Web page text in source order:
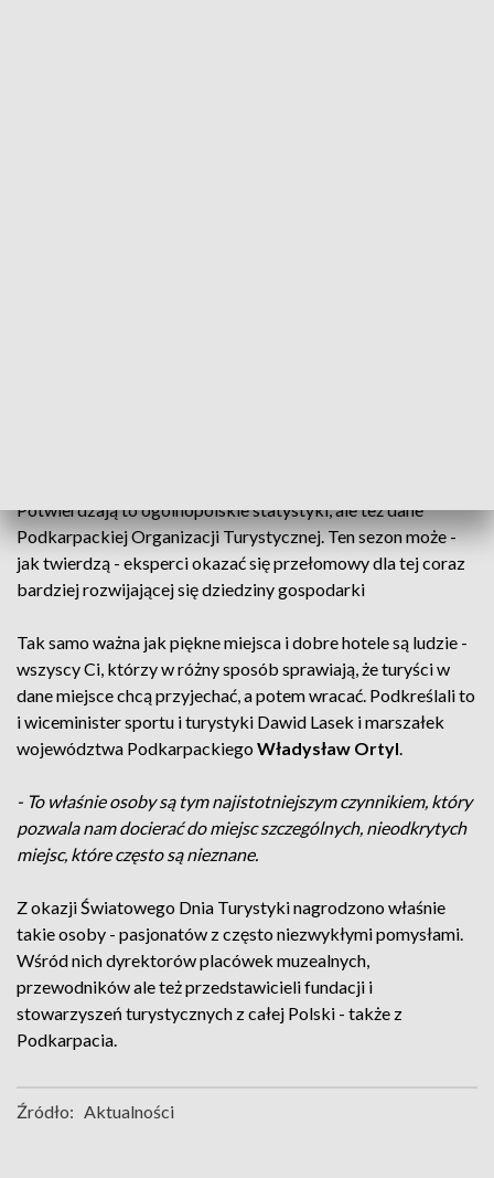
Potwierdzają to ogólnopolskie statystyki, ale też dane
Podkarpackiej Organizacji Turystycznej. Ten sezon może -
jak twierdzą - eksperci okazać się przełomowy dla tej coraz
bardziej rozwijającej się dziedziny gospodarki
Tak samo ważna jak piękne miejsca i dobre hotele są ludzie -
wszyscy Ci, którzy w różny sposób sprawiają, że turyści w
dane miejsce chcą przyjechać, a potem wracać. Podkreślali to
i wiceminister sportu i turystyki Dawid Lasek i marszałek
województwa Podkarpackiego Władysław Ortyl.
- To właśnie osoby są tym najistotniejszym czynnikiem, który
pozwala nam docierać do miejsc szczególnych, nieodkrytych
miejsc, które często są nieznane.
Z okazji Światowego Dnia Turystyki nagrodzono właśnie
takie osoby - pasjonatów z często niezwykłymi pomysłami.
Wśród nich dyrektorów placówek muzealnych,
przewodników ale też przedstawicieli fundacji i
stowarzyszeń turystycznych z całej Polski - także z
Podkarpacia.
Źródło: Aktualności